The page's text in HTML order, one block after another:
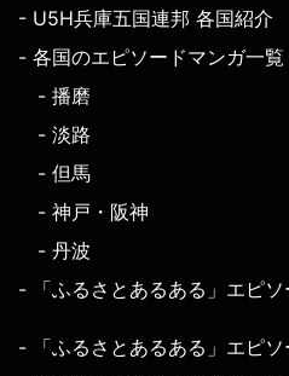
- U5H兵庫五国連邦 各国紹介
- 各国のエピソードマンガ一覧
- 播磨
- 淡路
- 但馬
- 神戸・阪神
- 丹波
- 「ふるさとあるある」エピソ
- 「ふるさとあるある」エピ